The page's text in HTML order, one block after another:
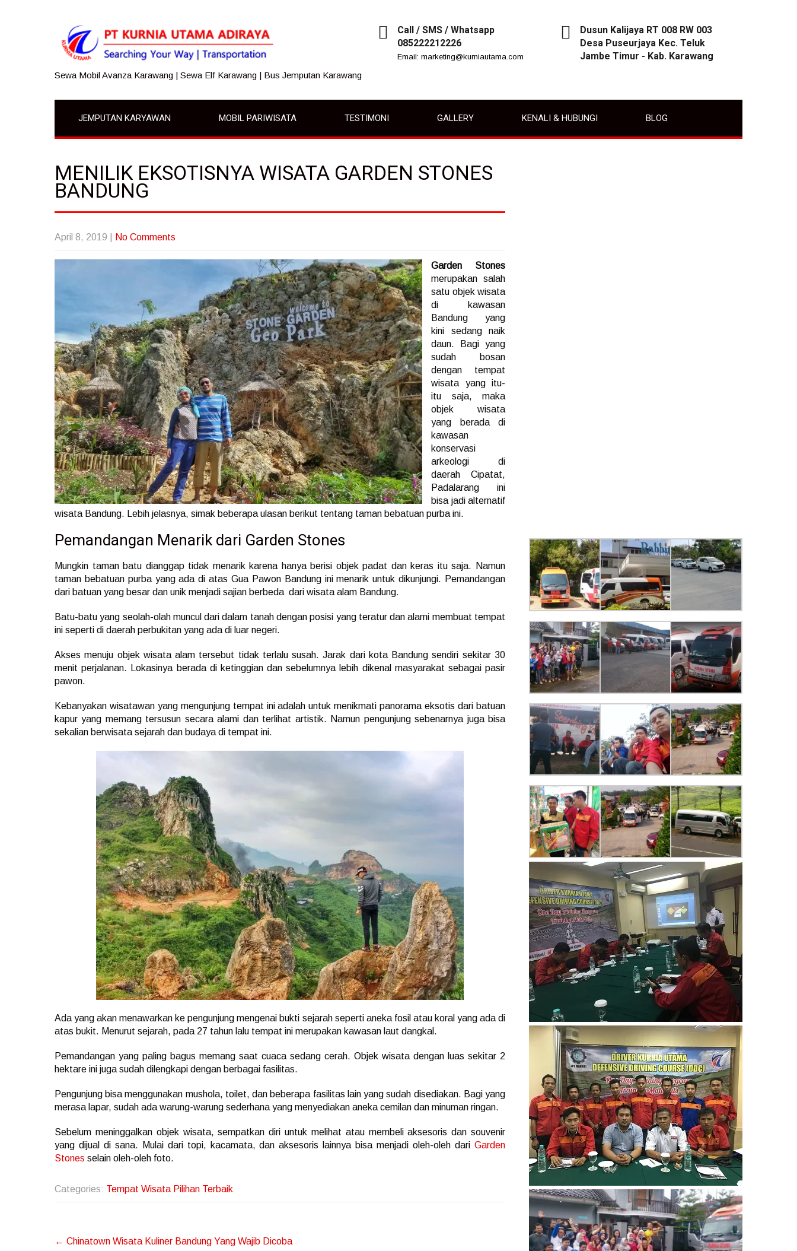
Sewa Mobil Avanza Karawang | Sewa Elf Karawang | Bus Jemputan Karawang
Call / SMS / Whatsapp
085222212226
Email: marketing@kurniautama.com
Dusun Kalijaya RT 008 RW 003
Desa Puseurjaya Kec. Teluk
Jambe Timur - Kab. Karawang
JEMPUTAN KARYAWAN MOBIL PARIWISATA TESTIMONI GALLERY KENALI & HUBUNGI BLOG
MENILIK EKSOTISNYA WISATA GARDEN STONES
BANDUNG
April 8, 2019 No Comments
Garden Stones
merupakan salah
satu objek wisata
di kawasan
Bandung yang
kini sedang naik
daun. Bagi yang
sudah bosan
dengan tempat
wisata yang itu-
itu saja, maka
objek wisata
yang berada di
kawasan
konservasi
arkeologi di
daerah Cipatat,
Padalarang ini
bisa jadi alternatif
wisata Bandung. Lebih jelasnya, simak beberapa ulasan berikut tentang taman bebatuan purba ini.
Pemandangan Menarik dari Garden Stones
Mungkin taman batu dianggap tidak menarik karena hanya berisi objek padat dan keras itu saja. Namun
taman bebatuan purba yang ada di atas Gua Pawon Bandung ini menarik untuk dikunjungi. Pemandangan
dari batuan yang besar dan unik menjadi sajian berbeda dari wisata alam Bandung.
Batu-batu yang seolah-olah muncul dari dalam tanah dengan posisi yang teratur dan alami membuat tempat
ini seperti di daerah perbukitan yang ada di luar negeri.
Akses menuju objek wisata alam tersebut tidak terlalu susah. Jarak dari kota Bandung sendiri sekitar 30
menit perjalanan. Lokasinya berada di ketinggian dan sebelumnya lebih dikenal masyarakat sebagai pasir
pawon.
Kebanyakan wisatawan yang mengunjung tempat ini adalah untuk menikmati panorama eksotis dari batuan
kapur yang memang tersusun secara alami dan terlihat artistik. Namun pengunjung sebenarnya juga bisa
sekalian berwisata sejarah dan budaya di tempat ini.
Ada yang akan menawarkan ke pengunjung mengenai bukti sejarah seperti aneka fosil atau koral yang ada di
atas bukit. Menurut sejarah, pada 27 tahun lalu tempat ini merupakan kawasan laut dangkal.
Pemandangan yang paling bagus memang saat cuaca sedang cerah. Objek wisata dengan luas sekitar 2
hektare ini juga sudah dilengkapi dengan berbagai fasilitas.
Pengunjung bisa menggunakan mushola, toilet, dan beberapa fasilitas lain yang sudah disediakan. Bagi yang
merasa lapar, sudah ada warung-warung sederhana yang menyediakan aneka cemilan dan minuman ringan.
Sebelum meninggalkan objek wisata, sempatkan diri untuk melihat atau membeli aksesoris dan souvenir
yang dijual di sana. Mulai dari topi, kacamata, dan aksesoris lainnya bisa menjadi oleh-oleh dari Garden
Stones selain oleh-oleh foto.
Categories: Tempat Wisata Pilihan Terbaik
Post
← Chinatown Wisata Kuliner Bandung Yang Wajib Dicoba